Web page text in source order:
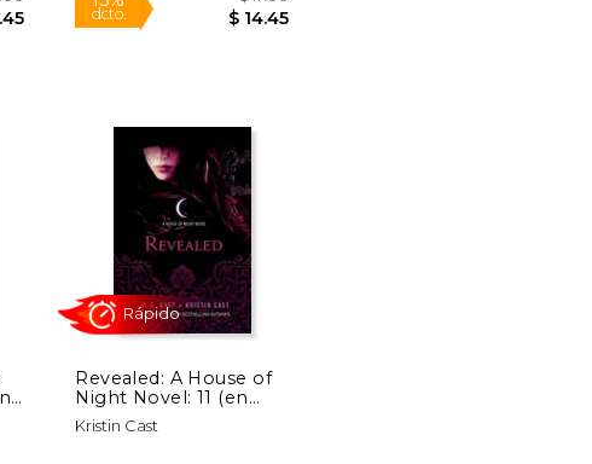
$ 17.00 15%
dcto.
Revealed: A House of
Night Novel: 11 (en
Inglés)
Kristin Cast